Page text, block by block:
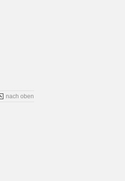
nach oben